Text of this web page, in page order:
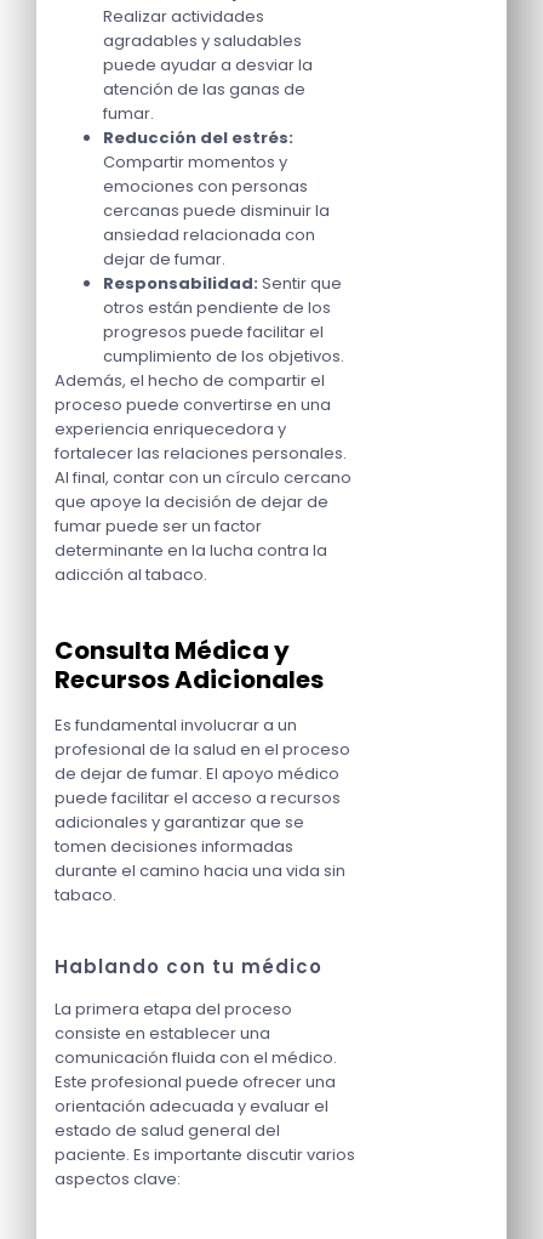
Realizar actividades
agradables y saludables
puede ayudar a desviar la
atención de las ganas de
fumar.
Reducción del estrés:
Compartir momentos y
emociones con personas
cercanas puede disminuir la
ansiedad relacionada con
dejar de fumar.
Responsabilidad: Sentir que
otros están pendiente de los
progresos puede facilitar el
cumplimiento de los objetivos.
Además, el hecho de compartir el
proceso puede convertirse en una
experiencia enriquecedora y
fortalecer las relaciones personales.
Al final, contar con un círculo cercano
que apoye la decisión de dejar de
fumar puede ser un factor
determinante en la lucha contra la
adicción al tabaco.
Consulta Médica y
Recursos Adicionales
Es fundamental involucrar a un
profesional de la salud en el proceso
de dejar de fumar. El apoyo médico
puede facilitar el acceso a recursos
adicionales y garantizar que se
tomen decisiones informadas
durante el camino hacia una vida sin
tabaco.
Hablando con tu médico
La primera etapa del proceso
consiste en establecer una
comunicación fluida con el médico.
Este profesional puede ofrecer una
orientación adecuada y evaluar el
estado de salud general del
paciente. Es importante discutir varios
aspectos clave: